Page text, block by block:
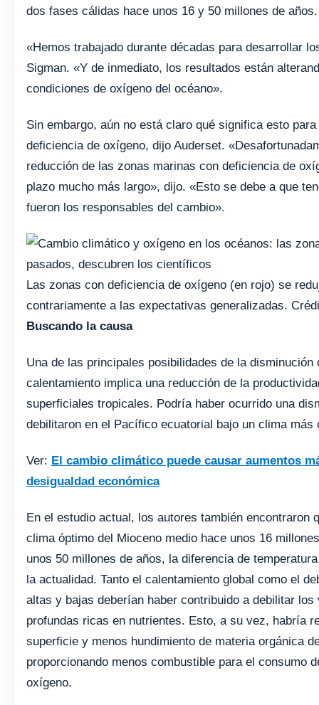
dos fases cálidas hace unos 16 y 50 millones de años.
«Hemos trabajado durante décadas para desarrollar
Sigman. «Y de inmediato, los resultados están
condiciones de oxígeno del océano».
Sin embargo, aún no está claro qué significa esto
deficiencia de oxígeno, dijo Auderset.
reducción de las zonas marinas con deficiencia de
plazo mucho más largo», dijo. «Esto se debe a que
fueron los responsables del cambio».
Las zonas con deficiencia de oxígeno (en rojo) se
contrariamente a las expectativas generalizadas.
Buscando la causa
Una de las principales posibilidades de la
calentamiento implica una reducción de la
superficiales tropicales. Podría haber ocurrido una
debilitaron en el Pacífico ecuatorial bajo un clima más
Ver: El cambio climático puede causar aumentos
desigualdad económica
En el estudio actual, los autores también
clima óptimo del Mioceno medio hace unos 16
unos 50 millones de años, la diferencia de
la actualidad. Tanto el calentamiento global como el
altas y bajas deberían haber contribuido a debilitar
profundas ricas en nutrientes. Esto, a su vez, habría
superficie y menos hundimiento de materia orgánica
proporcionando menos combustible para el consumo
oxígeno.